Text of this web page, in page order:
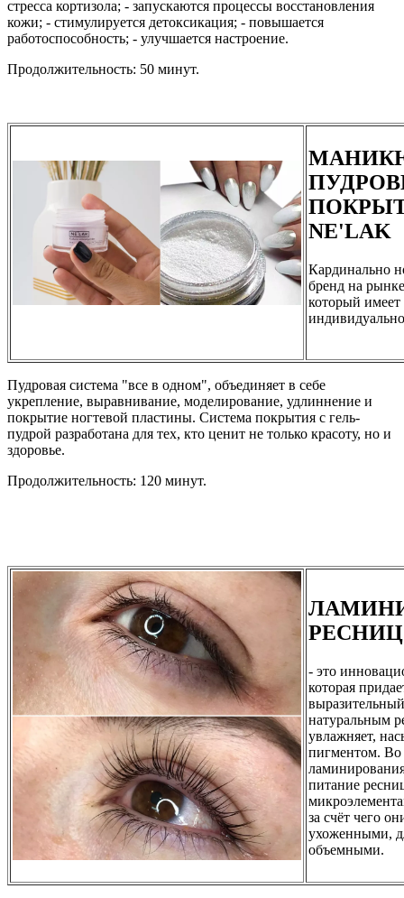
стресса кортизола; - запускаются процессы восстановления
кожи; - стимулируется детоксикация; - повышается
работоспособность; - улучшается настроение.
Продолжительность: 50 минут.
NE'LAK
Кардинально
бренд на
который
Пудровая система "все в одном", объединяет в себе
укрепление, выравнивание, моделирование, удлиннение и
покрытие ногтевой пластины. Система покрытия с гель-
пудрой разработана для тех, кто ценит не только красоту, но и
здоровье.
Продолжительность: 120 минут.
РЕСНИЦ
- это
которая
натуральным
увлажняет,
пигментом. Во
питание
за счёт чего
ухоженными,
объемными.